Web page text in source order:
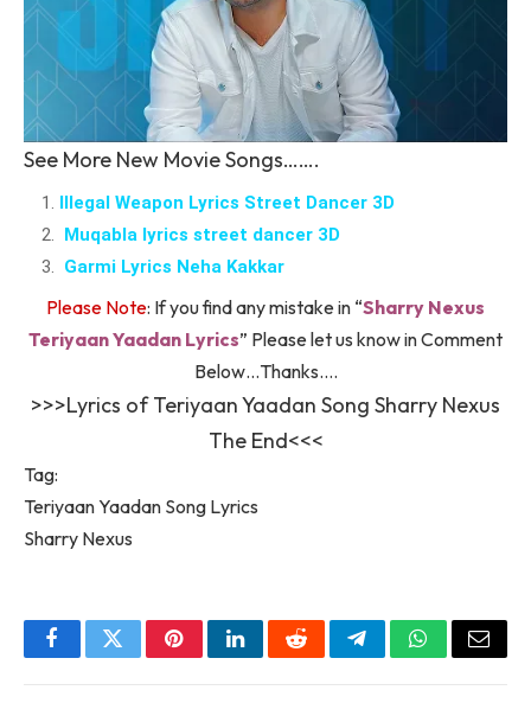
See More New Movie Songs…….
Illegal Weapon Lyrics Street Dancer 3D
Muqabla lyrics street dancer 3D
Garmi Lyrics Neha Kakkar
Please Note: If you find any mistake in “Sharry Nexus
Teriyaan Yaadan Lyrics” Please let us know in Comment
Below…Thanks….
>>>Lyrics of Teriyaan Yaadan Song Sharry Nexus
The End<<<
Tag:
Teriyaan Yaadan Song Lyrics
Sharry Nexus
FacebookTwitterPinterestLinkedInRedditTelegramWhatsApp
Email